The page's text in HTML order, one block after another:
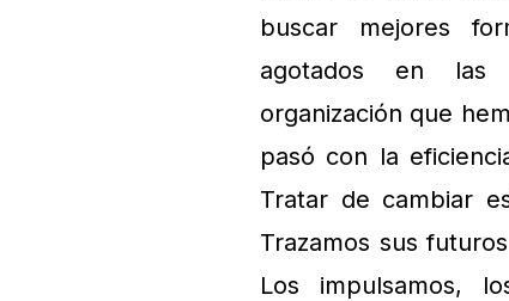
buscar mejores
agotados en las
organización que
pasó con la
Tratar de cambiar
Trazamos sus
Los impulsamos,